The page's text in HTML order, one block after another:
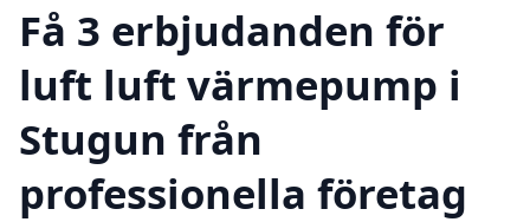
Få 3 erbjudanden för
luft luft värmepump i
Stugun från
professionella företag